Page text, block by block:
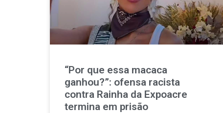
“Por que essa macaca
ganhou?”: ofensa racista
contra Rainha da Expoacre
termina em prisão